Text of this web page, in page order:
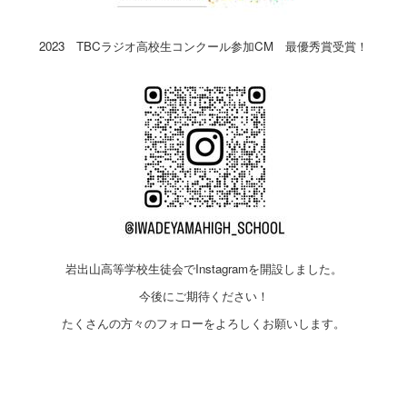
2023 TBCラジオ高校生コンクール参加CM 最優秀賞受賞！
岩出山高等学校生徒会でInstagramを開設しました。
今後にご期待ください！
たくさんの方々のフォローをよろしくお願いします。